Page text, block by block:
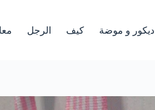
ديكور و موضة كيف الرجل